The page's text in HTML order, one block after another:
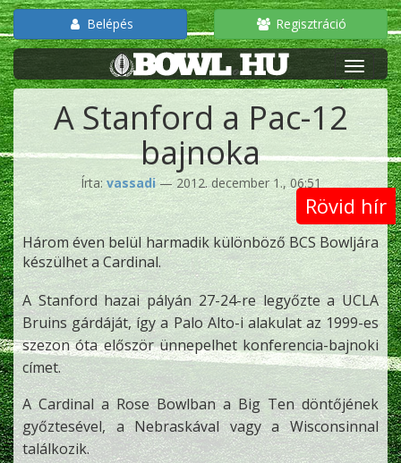
Belépés Regisztráció
A Stanford a Pac-12
bajnoka
Írta: vassadi— 2012. december 1., 06:51
Rövid hír
Három éven belül harmadik különböző BCS Bowljára
készülhet a Cardinal.
A Stanford hazai pályán 27-24-re legyőzte a UCLA
Bruins gárdáját, így a Palo Alto-i alakulat az 1999-es
szezon óta először ünnepelhet konferencia-bajnoki
címet.
A Cardinal a Rose Bowlban a Big Ten döntőjének
győztesével, a Nebraskával vagy a Wisconsinnal
találkozik.